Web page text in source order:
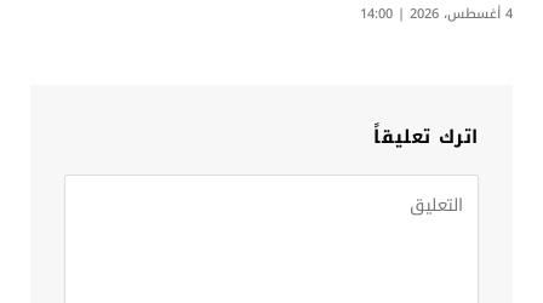
4 أغسطس، 2026 | 14:00
اترك تعليقاً